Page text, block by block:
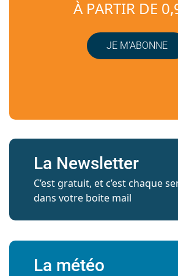
À PARTIR DE
JE M’ABONNE
La Newsletter
C’est gratuit, et c’est chaque
dans votre boite mail
La météo